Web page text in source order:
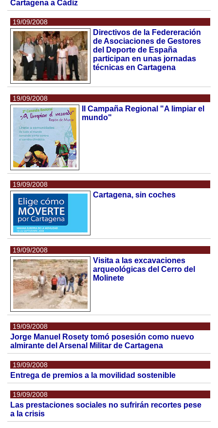
Cartagena a Cádiz
19/09/2008
Directivos de la Federeración
de Asociaciones de Gestores
del Deporte de España
participan en unas jornadas
técnicas en Cartagena
19/09/2008
II Campaña Regional "A limpiar el
mundo"
19/09/2008
Cartagena, sin coches
19/09/2008
Visita a las excavaciones
arqueológicas del Cerro del
Molinete
19/09/2008
Jorge Manuel Rosety tomó posesión como nuevo
almirante del Arsenal Militar de Cartagena
19/09/2008
Entrega de premios a la movilidad sostenible
19/09/2008
Las prestaciones sociales no sufrirán recortes pese
a la crisis